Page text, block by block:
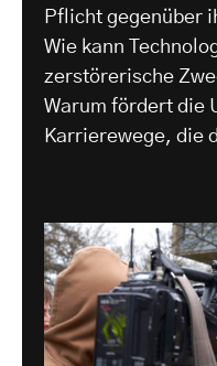
Pflicht gegenüber
Wie kann
zerstörerische
Warum fördert die
Karrierewege, die